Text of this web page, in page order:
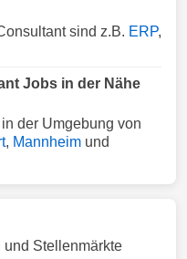
sind z.B. ERP,
Jobs in der Nähe
der Umgebung von
, Mannheim und
und Stellenmärkte